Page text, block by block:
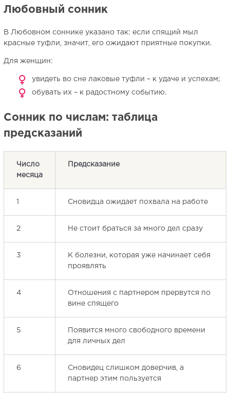
Любовный сонник
В Любовном соннике указано так: если спящий мыл
красные туфли, значит, его ожидают приятные покупки.
Для женщин:
увидеть во сне лаковые туфли – к удаче и успехам;
обувать их – к радостному событию.
Сонник по числам: таблица
предсказаний
Число
месяца
Предсказание
1 Сновидца ожидает похвала на работе
2 Не стоит браться за много дел сразу
3
К болезни, которая уже начинает себя
проявлять
4
Отношения с партнером прервутся по
вине спящего
5
Появится много свободного времени
для личных дел
6
Сновидец слишком доверчив, а
партнер этим пользуется